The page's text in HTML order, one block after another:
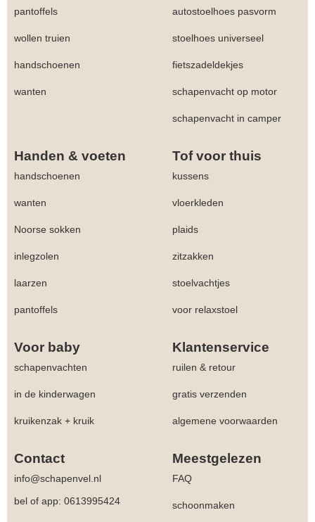
pantoffels autostoelhoes pasvorm
wollen truien stoelhoes universeel
handschoenen fietszadeldekjes
wanten schapenvacht op motor
schapenvacht in camper
Handen & voeten Tof voor thuis
handschoenen kussens
wanten vloerkleden
Noorse sokken plaids
inlegzolen zitzakken
laarzen stoelvachtjes
pantoffels voor relaxstoel
Voor baby Klantenservice
schapenvachten ruilen & retour
in de kinderwagen gratis verzenden
kruikenzak + kruik algemene voorwaarden
Contact Meestgelezen
info@schapenvel.nl
FAQ
bel of app: 0613995424
schoonmaken